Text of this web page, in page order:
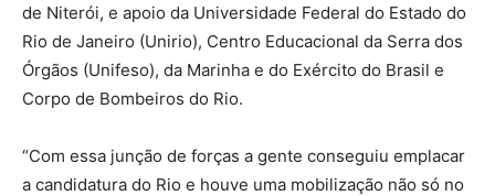
de Niterói, e apoio da Universidade Federal do Estado do
Rio de Janeiro (Unirio), Centro Educacional da Serra dos
Órgãos (Unifeso), da Marinha e do Exército do Brasil e
Corpo de Bombeiros do Rio.
“Com essa junção de forças a gente conseguiu emplacar
a candidatura do Rio e houve uma mobilização não só no